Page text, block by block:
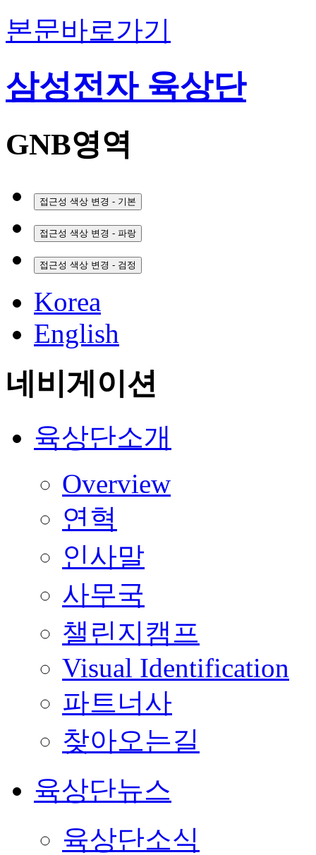
본문바로가기
삼성전자 육상단
GNB영역
접근성 색상 변경 - 기본
접근성 색상 변경 - 파랑
접근성 색상 변경 - 검정
Korea
English
네비게이션
육상단소개
Overview
연혁
인사말
사무국
챌린지캠프
Visual Identification
파트너사
찾아오는길
육상단뉴스
육상단소식